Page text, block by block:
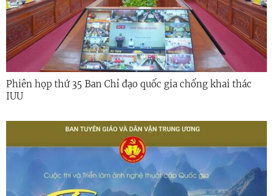
Phiên họp thứ 35 Ban Chỉ đạo quốc gia chống khai thác
IUU